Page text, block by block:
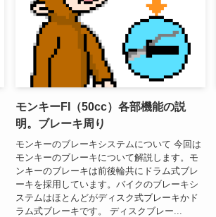
モンキーFI（50cc）各部機能の説
明。ブレーキ周り
モンキーのブレーキシステムについて 今回は
モンキーのブレーキについて解説します。モ
ンキーのブレーキは前後輪共にドラム式ブレ
ーキを採用しています。バイクのブレーキシ
ステムはほとんどがディスク式ブレーキかド
ラム式ブレーキです。 ディスクブレー...